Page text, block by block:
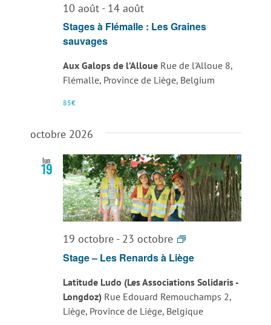
10 août- 14 août
Stages à Flémalle : Les Graines
sauvages
Aux Galops de l’Alloue Rue de l'Alloue 8,
Flémalle, Province de Liège, Belgium
85€
octobre 2026
lun
19
19 octobre- 23 octobre
Stage
–
Renards
à
Liège
Stage – Les Renards à Liège
Latitude Ludo (Les Associations Solidaris -
Longdoz) Rue Edouard Remouchamps 2,
Liège, Province de Liège, Belgique